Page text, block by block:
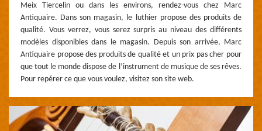
Meix Tiercelin ou dans les environs, rendez-vous chez Marc
Antiquaire. Dans son magasin, le luthier propose des produits de
qualité. Vous verrez, vous serez surpris au niveau des différents
modèles disponibles dans le magasin. Depuis son arrivée, Marc
Antiquaire propose des produits de qualité et un prix pas cher pour
que tout le monde dispose de l’instrument de musique de ses rêves.
Pour repérer ce que vous voulez, visitez son site web.